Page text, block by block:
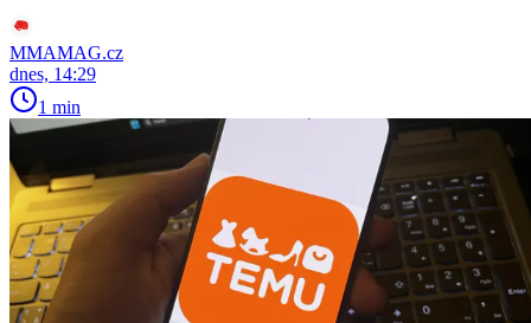
MMAMAG.cz
dnes, 14:29
1 min